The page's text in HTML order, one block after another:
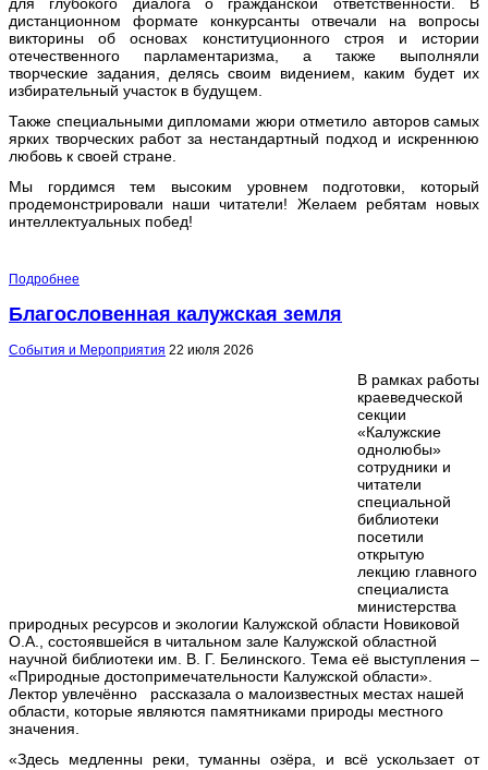
дистанционном формате конкурсанты отвечали на вопросы
викторины об основах конституционного строя и истории
отечественного парламентаризма, а также выполняли
творческие задания, делясь своим видением, каким будет их
избирательный участок в будущем.
Также специальными дипломами жюри отметило авторов самых
ярких творческих работ за нестандартный подход и искреннюю
любовь к своей стране.
Мы гордимся тем высоким уровнем подготовки, который
продемонстрировали наши читатели! Желаем ребятам новых
интеллектуальных побед!
Подробнее
Благословенная калужская земля
События и Мероприятия 22 июля 2026
В рамках работы
краеведческой
секции
«Калужские
однолюбы»
сотрудники и
читатели
специальной
библиотеки
посетили
открытую
лекцию главного
специалиста
министерства
природных ресурсов и экологии Калужской области Новиковой
О.А., состоявшейся в читальном зале Калужской областной
научной библиотеки им. В. Г. Белинского. Тема её выступления –
«Природные достопримечательности Калужской области».
Лектор увлечённо рассказала о малоизвестных местах нашей
области, которые являются памятниками природы местного
значения.
«Здесь медленны реки, туманны озёра, и всё ускользает от